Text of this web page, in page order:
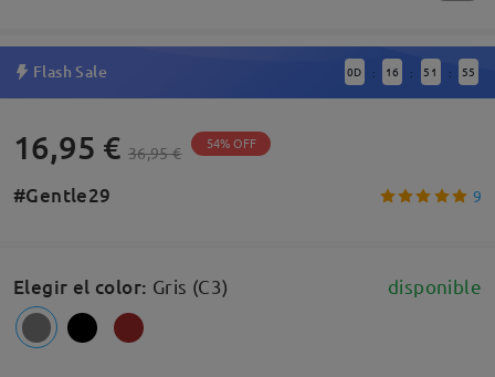
Flash Sale 0D : 16 : 51 : 55
16,95 € 36,95 € 54% OFF
#Gentle29 9
Elegir el color: Gris (C3) disponible